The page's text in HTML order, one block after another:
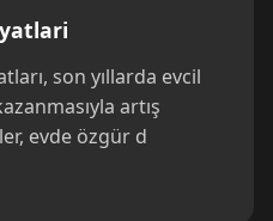
son yıllarda evcil
artış
evde özgür d